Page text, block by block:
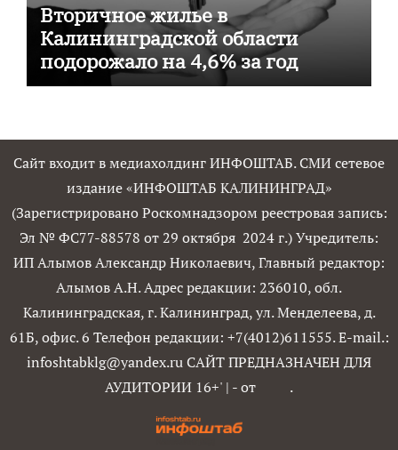
Вторичное жилье в
Калининградской области
подорожало на 4,6% за год
Сайт входит в медиахолдинг ИНФОШТАБ. СМИ сетевое
издание «ИНФОШТАБ КАЛИНИНГРАД»
(Зарегистрировано Роскомнадзором реестровая запись:
Эл № ФС77-88578 от 29 октября 2024 г.) Учредитель:
ИП Алымов Александр Николаевич, Главный редактор:
Алымов А.Н. Адрес редакции: 236010, обл.
Калининградская, г. Калининград, ул. Менделеева, д.
61Б, офис. 6 Телефон редакции: +7(4012)611555. E-mail.:
infoshtabklg@yandex.ru САЙТ ПРЕДНАЗНАЧЕН ДЛЯ
АУДИТОРИИ 16+' | - от .